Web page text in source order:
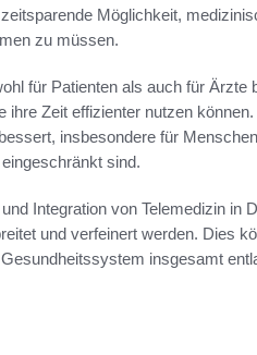
Möglichkeit,
zu müssen.
für Patienten als auch für
ihre Zeit effizienter nutzen
insbesondere für
sind.
Integration von Telemedizin in
und verfeinert werden. Dies
insgesamt